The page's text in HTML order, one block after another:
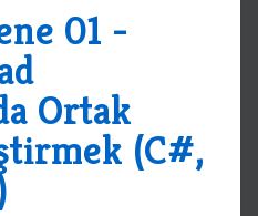
01 -
Ortak
(C#,